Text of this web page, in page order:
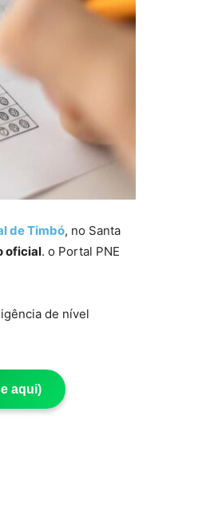
de Timbó, no Santa
oficial. o Portal PNE
de nível
aqui)